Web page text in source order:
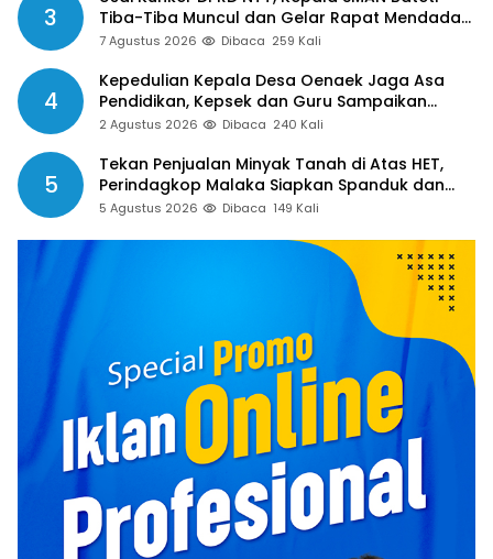
3
Tiba-Tiba Muncul dan Gelar Rapat Mendadak,
Guru Pertanyakan Hak 15 Persen yang Belum
7 Agustus 2026 Dibaca 259 Kali
4
Kepedulian Kepala Desa Oenaek Jaga Asa
Pendidikan, Kepsek dan Guru Sampaikan
Apresiasi
2 Agustus 2026 Dibaca 240 Kali
5
Tekan Penjualan Minyak Tanah di Atas HET,
Perindagkop Malaka Siapkan Spanduk dan
Nomor Pengaduan
5 Agustus 2026 Dibaca 149 Kali